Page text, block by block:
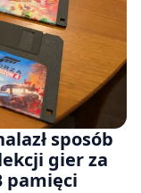
sposób
gier za
pamięci